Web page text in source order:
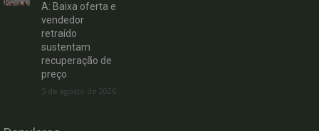
A: Baixa oferta e
vendedor
retraído
sustentam
recuperação de
preço
5 de agosto de 2026